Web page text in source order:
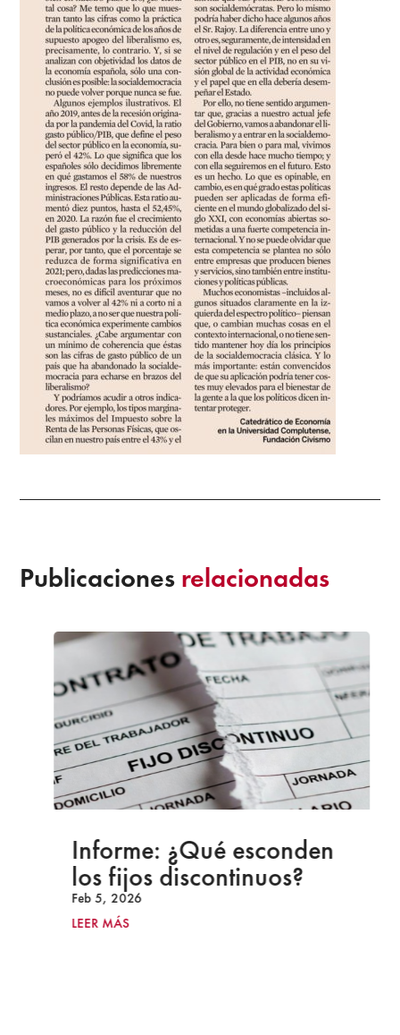
Publicaciones relacionadas
Informe: ¿Qué esconden
los fijos discontinuos?
Feb 5, 2026
LEER MÁS